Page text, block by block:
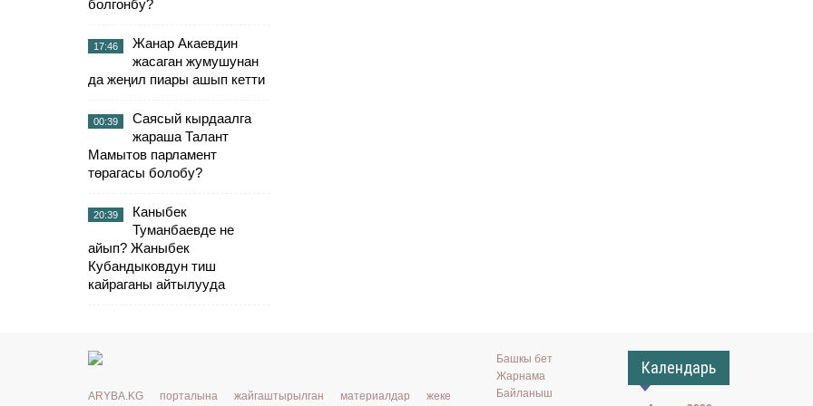
болгонбу?
17:46
Жанар Акаевдин
жасаган жумушунан
да жеңил пиары ашып кетти
00:39
Саясый кырдаалга
жараша Талант
Мамытов парламент
төрагасы болобу?
20:39
Каныбек
Туманбаевде не
айып? Жаныбек
Кубандыковдун тиш
кайраганы айтылууда
ARYBA.KG порталына жайгаштырылган материалдар жеке
Башкы бет
Жарнама
Байланыш
Календарь